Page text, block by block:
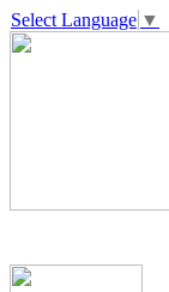
Select Language ▼